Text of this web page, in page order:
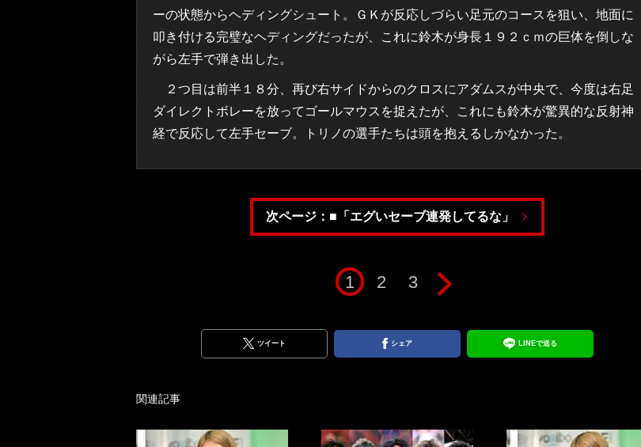
ーの状態からヘディングシュート。ＧＫが反応しづらい足元のコースを狙い、地面に
叩き付ける完璧なヘディングだったが、これに鈴木が身長１９２ｃｍの巨体を倒しな
がら左手で弾き出した。
２つ目は前半１８分、再び右サイドからのクロスにアダムスが中央で、今度は右足
ダイレクトボレーを放ってゴールマウスを捉えたが、これにも鈴木が驚異的な反射神
経で反応して左手セーブ。トリノの選手たちは頭を抱えるしかなかった。
次ページ：■「エグいセーブ連発してるな」
1 2 3
ツイート シェア LINEで送る
関連記事